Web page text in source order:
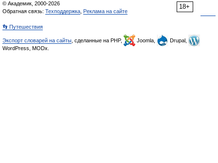
18+
© Академик, 2000-2026
Обратная связь: Техподдержка Реклама на сайте
👣 Путешествия
Экспорт словарей на сайты , сделанные на PHP, Joomla,
Drupal,
WordPress, MODx.